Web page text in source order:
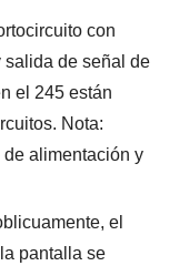
con
salida de señal de
el 245 están
Nota:
alimentación y
el
pantalla se